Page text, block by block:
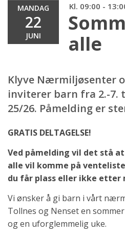
MANDAG
22
JUNI
Kl. 09:00 -
alle
Klyve Nærmiljøsenter
inviterer barn fra 2.-7.
25/26. Påmelding er
GRATIS DELTAGELSE!
Ved påmelding vil det stå
alle vil komme på
du får plass eller ikke etter
Vi ønsker å gi barn i vårt
Tollnes og Nenset en
og en uforglemmelig uke.